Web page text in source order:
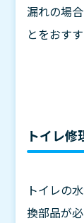
漏れの場
とをおす
トイレ
トイレの
換部品が